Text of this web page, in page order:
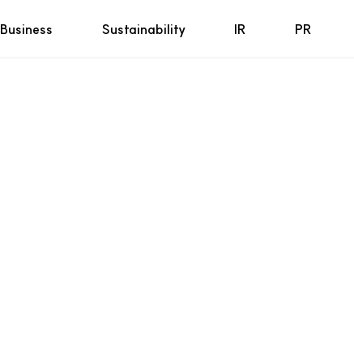
Business Sustainability IR PR